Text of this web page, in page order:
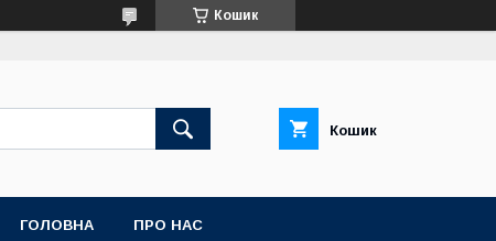
Кошик
Кошик
ГОЛОВНА ПРО НАС